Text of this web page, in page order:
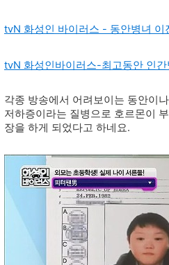
tvN 화성인 바이러스 - 동안병녀 이
tvN 화성인바이러스-최고동안 인간
각종 방송에서 어려보이는 동안이
저하증이라는 질병으로 호르몬이
장을 하게 되었다고 하네요.